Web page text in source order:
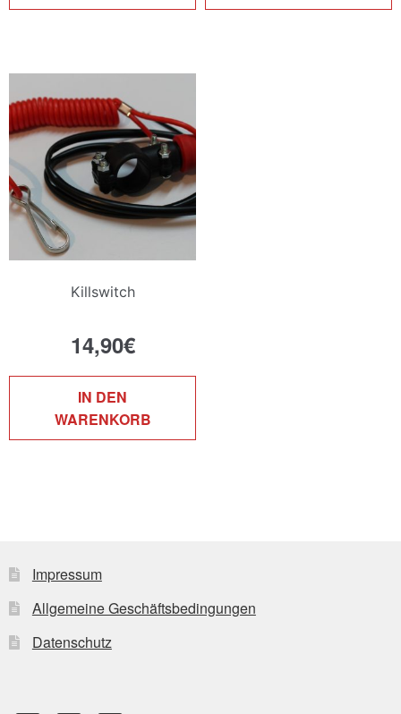
Killswitch
14,90€
IN DEN
WARENKORB
Impressum
Allgemeine Geschäftsbedingungen
Datenschutz